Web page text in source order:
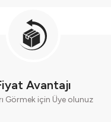
Hırkalı Kız Bebek
Hırkalı Kız Bebek
Avantajı
Görmek için Üye olunuz